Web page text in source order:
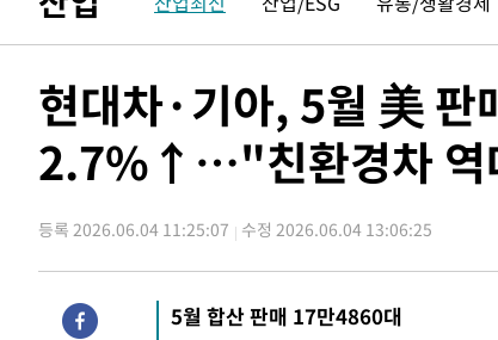
-25318초 전 >
'최고 37도' 폭염 지속…강원동해안 최대 150㎜ 비
-18444초 전 >[속보]뉴욕증시 상승 마감…S&P 0.6% 나스닥
현대차·기아, 5월 美
2.7%↑…"친환경차 역
등록 2026.06.04 11:25:07 수정 2026.06.04 13:06:25
5월 합산 판매 17만4860대